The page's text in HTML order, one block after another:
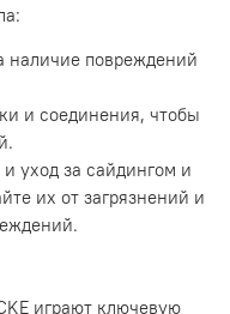
наличие повреждений
и соединения, чтобы
уход за сайдингом и
их от загрязнений и
играют ключевую